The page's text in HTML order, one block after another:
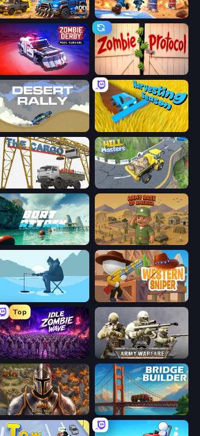
AOD - Art Of Defense Tower Battle
Zombie Derby: Pixel Survival Zombie Protocol
Desert Rally Harvesting Season
The Cargo Hill Masters
Boat Attack Army Base Of America
Western Sniper
Top
Idle Zombie Wave: Survivors Army Warfare
Khan Wars Bridge Builder